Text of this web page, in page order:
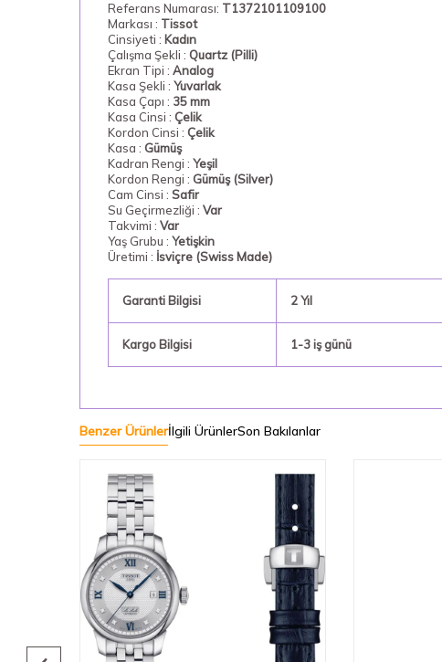
Referans Numarası: T1372101109100
Markası : Tissot
Cinsiyeti : Kadın
Çalışma Şekli : Quartz (Pilli)
Ekran Tipi : Analog
Kasa Şekli : Yuvarlak
Kasa Çapı : 35 mm
Kasa Cinsi : Çelik
Kordon Cinsi : Çelik
Kasa : Gümüş
Kadran Rengi : Yeşil
Kordon Rengi : Gümüş (Silver)
Cam Cinsi : Safir
Su Geçirmezliği : Var
Takvimi : Var
Yaş Grubu : Yetişkin
Üretimi : İsviçre (Swiss Made)
Garanti Bilgisi 2 Yıl
Kargo Bilgisi 1-3 iş günü
Benzer Ürünlerİlgili ÜrünlerSon Bakılanlar